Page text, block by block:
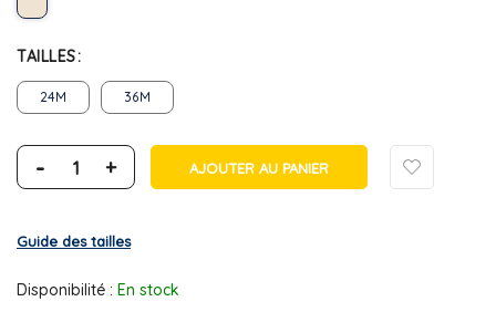
TAILLES
24M 36M
- + AJOUTER AU PANIER
Guide des tailles
Disponibilité : En stock